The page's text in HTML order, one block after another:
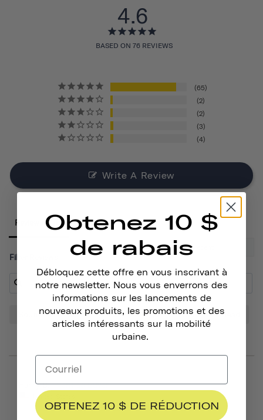
4.6
BASED ON 76 REVIEWS
65
2
2
3
4
Write A Review
Reviews
Filter Reviews:
Sound Bell Look Bike Tone Head
06/25/2026
Henry B.
United States
Obtenez 10 $
de rabais
Débloquez cette offre en vous inscrivant à
notre newsletter. Nous vous enverrons des
informations sur les lancements de
nouveaux produits, les promotions et des
articles intéressants sur la mobilité
urbaine.
OBTENEZ 10 $ DE RÉDUCTION